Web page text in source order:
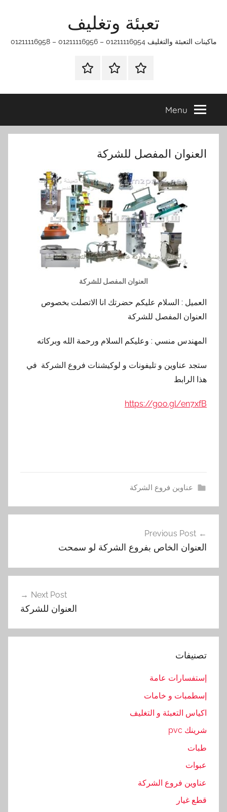
تعبئة وتغليف
ماكينات التعبئة والتغليف 01211116954 – 01211116956 – 01211116958
الرئيسيةماكينات
وتغليف
اتـصـل
في
التي
Menu
العنوان المفصل للشركة
العنوان المفصل للشركة
العميل : السلام عليكم حضرتك انا الاتصلت بخصوص
العنوان المفصل للشركة
المهندس منسي : وعليكم السلام ورحمة الله وبركاته
ستجد عناوين و تليفونات و لوكيشنات فروع الشركة في
هذا الرابط
https://goo.gl/en7xfB
عناوين فروع الشركة
ا
ن
و
ف
ص
ل
,
ل
ر
ك
المقالات
Previous Post
العنوان الخاص بفروع الشركة لو سمحت
Next Post
العنوان للشركة
تصنيفات
إستفسارات عامة
إسطمبات و خامات
اكياس التعبئة و التغليف
شرينك pvc
طبات
عبوات
عناوين فروع الشركة
قطع غيار